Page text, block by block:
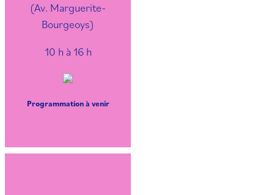
(Av. Marguerite-
Bourgeoys)
10 h à 16 h
Programmation à venir